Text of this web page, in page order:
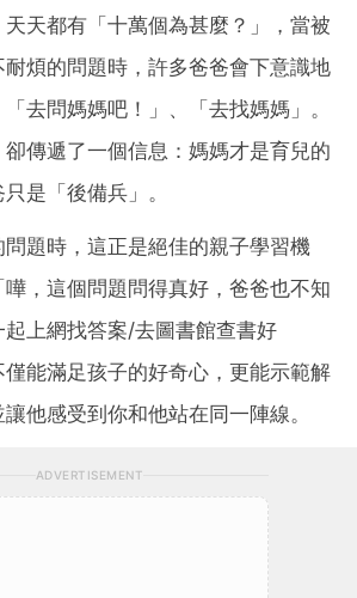
天都有「十萬個為甚麼？」，當被
煩的問題時，許多爸爸會下意識地
去問媽媽吧！」、「去找媽媽」。
傳遞了一個信息：媽媽才是育兒的
是「後備兵」。
題時，這正是絕佳的親子學習機
，這個問題問得真好，爸爸也不知
上網找答案/去圖書館查書好
能滿足孩子的好奇心，更能示範解
他感受到你和他站在同一陣線。
ADVERTISEMENT